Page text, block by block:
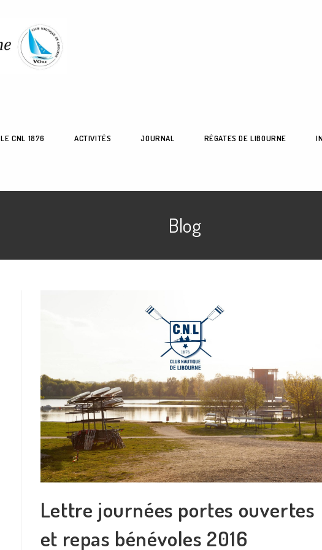
LE CNL 1876 ACTIVITÉS JOURNAL RÉGATES DE LIBOURNE
Blog
Lettre journées portes ouvertes
et repas bénévoles 2016